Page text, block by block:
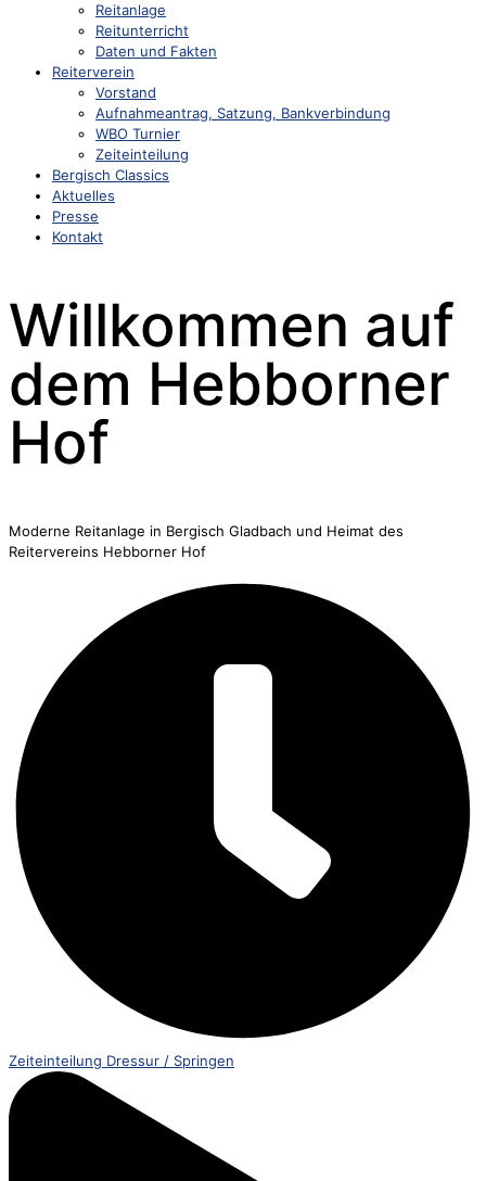
Reitanlage
Reitunterricht
Daten und Fakten
Reiterverein
Vorstand
Aufnahmeantrag, Satzung, Bankverbindung
WBO Turnier
Zeiteinteilung
Bergisch Classics
Aktuelles
Presse
Kontakt
Willkommen auf
dem Hebborner
Hof
Moderne Reitanlage in Bergisch Gladbach und Heimat des
Reitervereins Hebborner Hof
Zeiteinteilung Dressur / Springen